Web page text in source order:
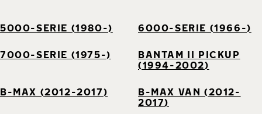
5000-SERIE (1980-) 6000-SERIE (1966-)
7000-SERIE (1975-)
BANTAM II PICKUP
(1994-2002)
B-MAX (2012-2017)
B-MAX VAN (2012-
2017)